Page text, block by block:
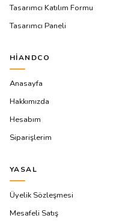
Tasarımcı Katılım Formu
Tasarımcı Paneli
HIANDCO
Anasayfa
Hakkımızda
Hesabım
Siparişlerim
YASAL
Üyelik Sözleşmesi
Mesafeli Satış